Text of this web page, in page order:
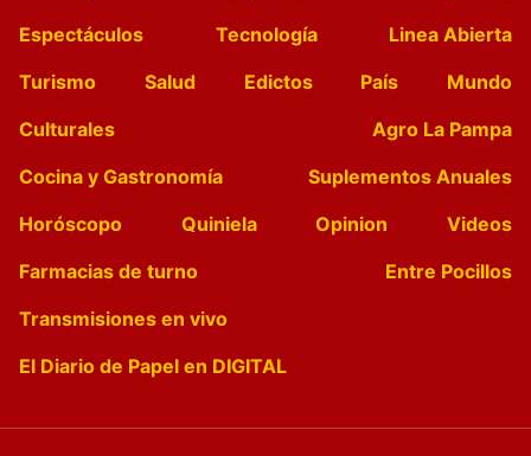
Espectáculos
Tecnología
Linea Abierta
Turismo
Salud Edictos País
Mundo
Culturales
Agro La Pampa
Cocina y Gastronomía
Suplementos Anuales
Horóscopo
Quiniela Opinion
Videos
Farmacias de turno
Entre Pocillos
Transmisiones en vivo
El Diario de Papel en DIGITAL